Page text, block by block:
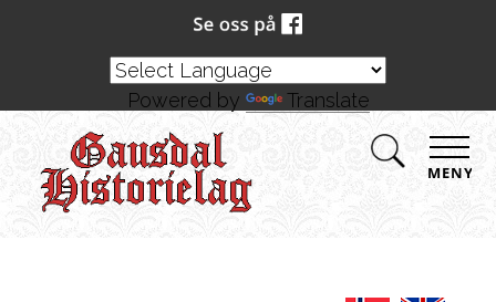
MENY
Powered by Translate